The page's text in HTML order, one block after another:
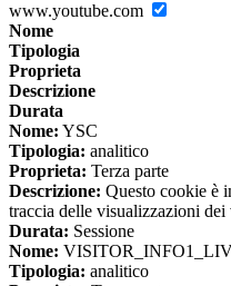
www.youtube.com
Nome
Tipologia
Proprieta
Descrizione
Durata
Nome: YSC
Tipologia: analitico
Proprieta: Terza parte
Descrizione: Questo cookie è
traccia delle visualizzazioni
Durata: Sessione
Nome:
Tipologia: analitico